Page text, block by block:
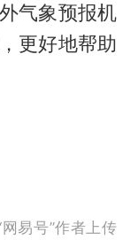
气象预报机
更好地帮助
易号”作者上传